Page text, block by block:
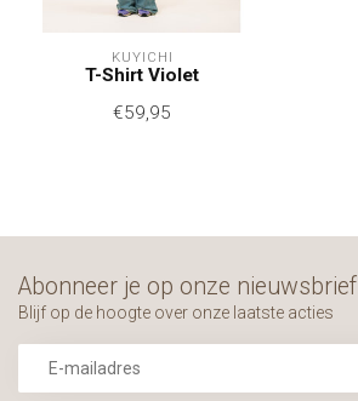
KUYICHI
T-Shirt Violet
€59,95
Abonneer je op onze nieuwsbrief
Blijf op de hoogte over onze laatste acties